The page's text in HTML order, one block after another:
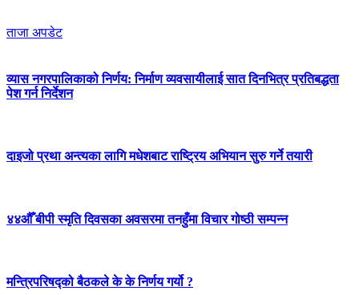
ताजा अपडेट
व्यास नगरपालिकाको निर्णय: निर्माण व्यवसायीलाई सात दिनभित्र प्रतिबद्धता
पेश गर्न निर्देशन
दाइजो प्रथा अन्त्यका लागि मधेशबाट राष्ट्रिय अभियान सुरु गर्ने तयारी
४४औँ बीपी स्मृति दिवसका अवसरमा तनहुँमा विचार गोष्ठी सम्पन्न
मन्त्रिपरिषद्को बैठकले के के निर्णय गर्यो ?